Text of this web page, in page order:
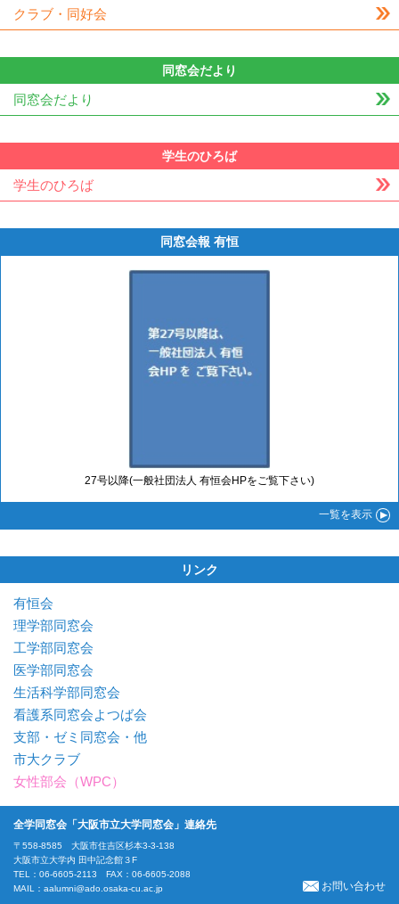
クラブ・同好会
同窓会だより
同窓会だより
学生のひろば
学生のひろば
同窓会報 有恒
27号以降(一般社団法人 有恒会HPをご覧下さい)
一覧を表示
リンク
有恒会
理学部同窓会
工学部同窓会
医学部同窓会
生活科学部同窓会
看護系同窓会よつば会
支部・ゼミ同窓会・他
市大クラブ
女性部会（WPC）
全学同窓会「大阪市立大学同窓会」連絡先
〒558-8585 大阪市住吉区杉本3-3-138
大阪市立大学内 田中記念館３F
TEL：06-6605-2113 FAX：06-6605-2088
MAIL： aalumni@ado.osaka-cu.ac.jp お問い合わせ